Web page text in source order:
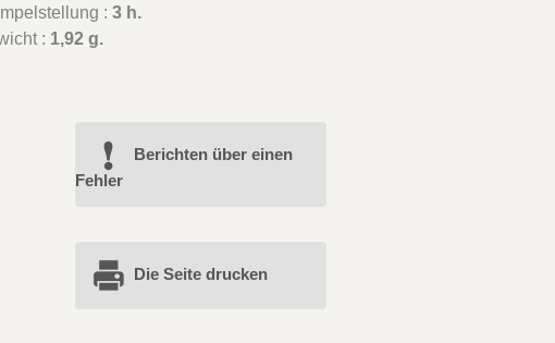
:3 h.
: 1,92 g.
Berichten über einen
Fehler
Die Seite drucken